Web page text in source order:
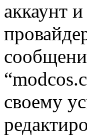
аккаунт
своему